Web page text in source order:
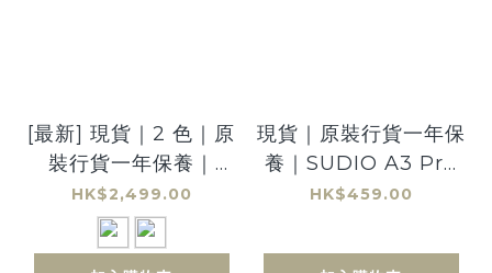
[最新] 現貨｜2 色｜原
裝行貨一年保養｜
MARSHALL ACTON
IV 藍牙喇叭
HK$2,499.00
現貨｜原裝行貨一年保
養｜SUDIO A3 Pro
｜Kuromi 香港限定
HK$459.00